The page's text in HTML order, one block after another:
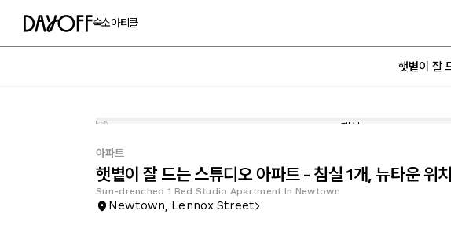
숙소아티클
햇볕이 잘
아파트
햇볕이 잘 드는 스튜디오 아파트 - 침실 1개, 뉴타운 위치
Sun-drenched 1 Bed Studio Apartment In Newtown
Newtown, Lennox Street